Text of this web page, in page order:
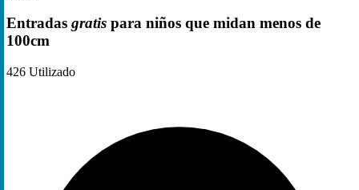
Entradas gratis para niños que midan menos de
100cm
426 Utilizado